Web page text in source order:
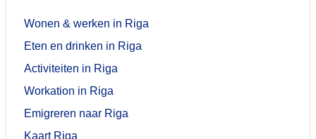
Wonen & werken in Riga
Eten en drinken in Riga
Activiteiten in Riga
Workation in Riga
Emigreren naar Riga
Kaart Riga